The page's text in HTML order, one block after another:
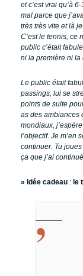
et c’est vrai qu’à
mal parce que
très très vite et là
C’est le tennis, ce
public c’était
ni la première ni la
Le public était
passings, lui se
points de suite
as des ambiances
mondiaux,
l’objectif. Je m’en
continuer. Tu
ça que j’ai
» Idée cadeau : le